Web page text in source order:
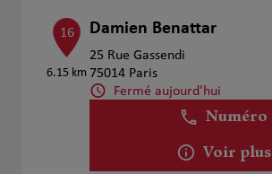
16
6.15 km
Damien Benattar
25 Rue Gassendi
75014 Paris
Fermé aujourd'hui
Numéro
Voir plus